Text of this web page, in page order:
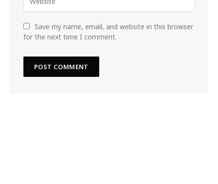
Save my name, email, and website in this browser
for the next time I comment.